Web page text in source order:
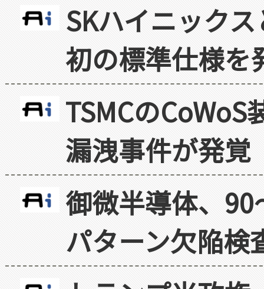
SKハイニック
初の標準仕様を
TSMCの
漏洩事件が発覚
御微半導体、
パターン欠陥検